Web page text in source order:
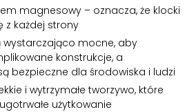
magnesowy – oznacza, że klocki
z każdej strony
wystarczająco mocne, aby
konstrukcje, a
bezpieczne dla środowiska i ludzi
i wytrzymałe tworzywo, które
użytkowanie